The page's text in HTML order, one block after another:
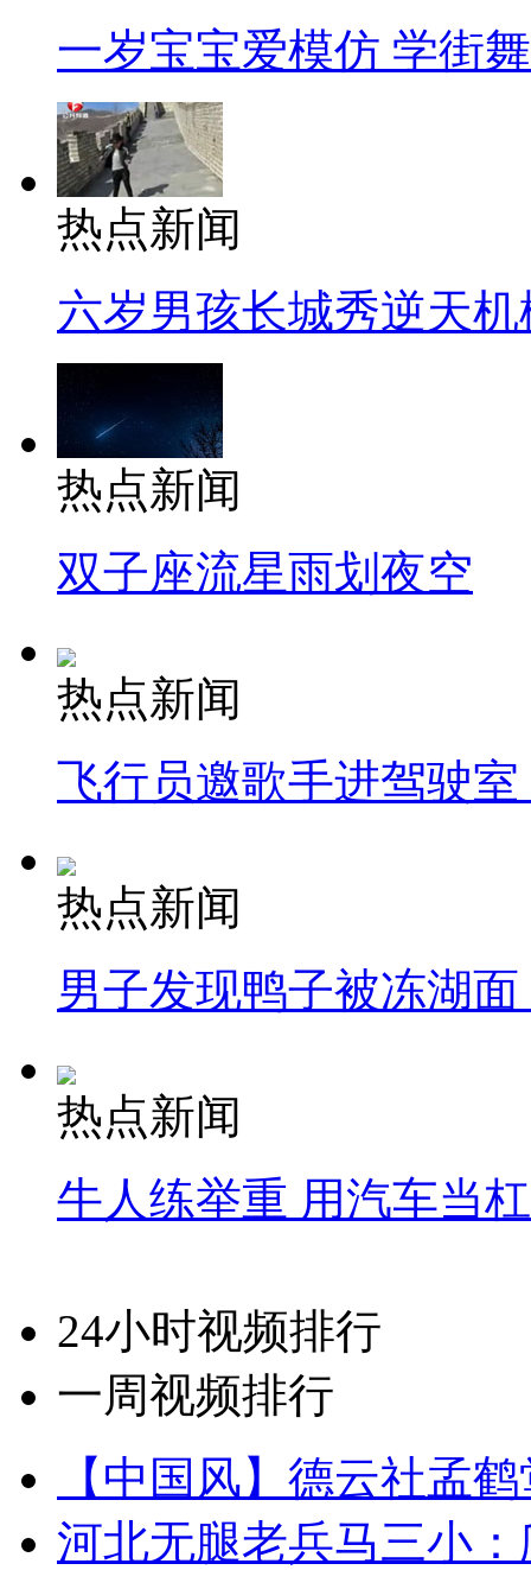
一岁宝宝爱模仿 学街
热点新闻
六岁男孩长城秀逆天机
热点新闻
双子座流星雨划夜空
热点新闻
飞行员邀歌手进驾驶
热点新闻
男子发现鸭子被冻湖
热点新闻
牛人练举重 用汽车当
24小时视频排行
一周视频排行
【中国风】德云社孟
河北无腿老兵马三小